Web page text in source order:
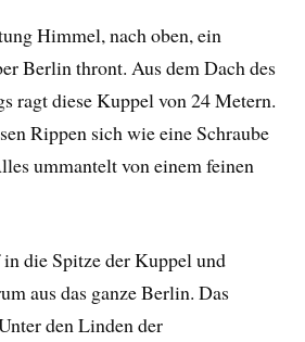
Himmel, nach oben, ein
Berlin thront. Aus dem Dach des
ragt diese Kuppel von 24 Metern.
Rippen sich wie eineSchraube
ummantelt von einem feinen
die Spitze der Kuppel und
aus das ganze Berlin. Das
den Linden der